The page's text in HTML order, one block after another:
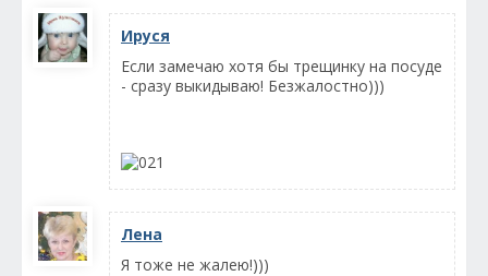
Ируся
Если замечаю хотя бы трещинку на посуде
- сразу выкидываю! Безжалостно)))
Лена
Я тоже не жалею!)))